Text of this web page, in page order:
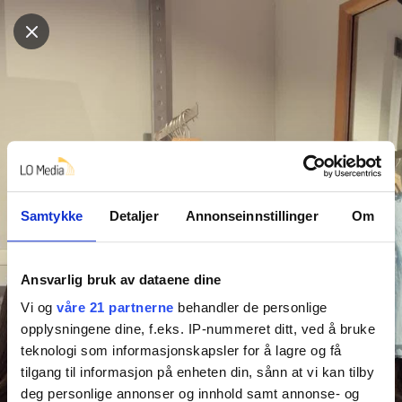
Samtykke Detaljer Annonseinnstillinger Om
Ansvarlig bruk av dataene dine
Vi og våre 21 partnerne behandler de personlige
opplysningene dine, f.eks. IP-nummeret ditt, ved å bruke
teknologi som informasjonskapsler for å lagre og få
tilgang til informasjon på enheten din, sånn at vi kan tilby
deg personlige annonser og innhold samt annonse- og